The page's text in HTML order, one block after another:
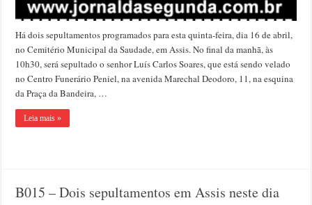
Há dois sepultamentos programados para esta quinta-feira, dia 16 de abril,
no Cemitério Municipal da Saudade, em Assis. No final da manhã, às
10h30, será sepultado o senhor Luís Carlos Soares, que está sendo velado
no Centro Funerário Peniel, na avenida Marechal Deodoro, 11, na esquina
da Praça da Bandeira, …
Leia mais »
B015 – Dois sepultamentos em Assis neste dia